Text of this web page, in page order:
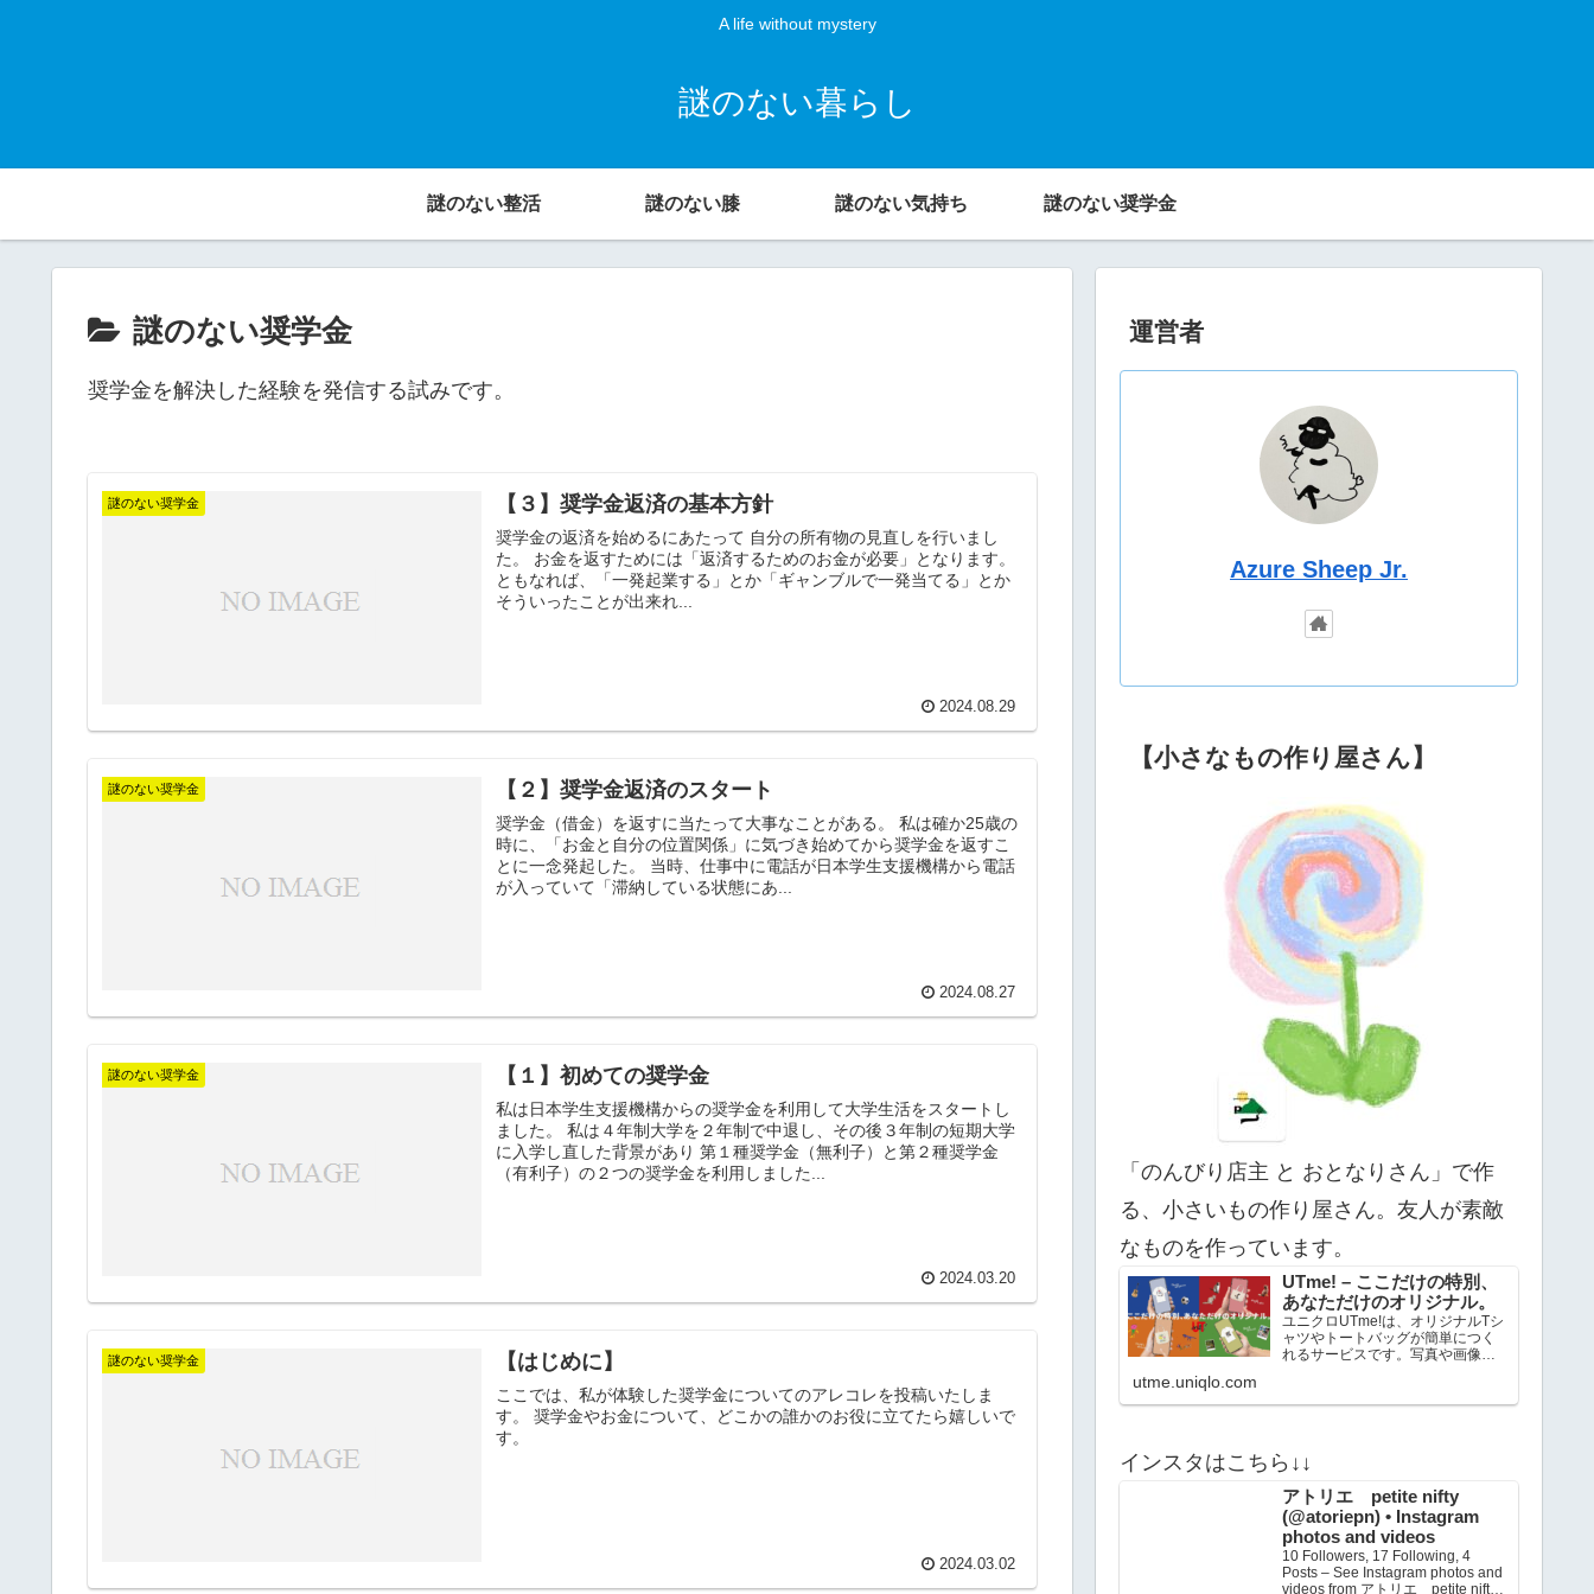
A life without mystery
謎のない暮らし
謎のない整活 謎のない膝 謎のない気持ち 謎のない奨学金
謎のない奨学金
奨学金を解決した経験を発信する試みです。
謎のない奨学金 【３】奨学金返済の基本方針
奨学金の返済を始めるにあたって 自分の所有物の見直しを行いまし
た。 お金を返すためには「返済するためのお金が必要」となります。
ともなれば、「一発起業する」とか「ギャンブルで一発当てる」とか
そういったことが出来れ...
2024.08.29
謎のない奨学金 【２】奨学金返済のスタート
奨学金（借金）を返すに当たって大事なことがある。 私は確か25歳の
時に、「お金と自分の位置関係」に気づき始めてから奨学金を返すこ
とに一念発起した。 当時、仕事中に電話が日本学生支援機構から電話
が入っていて「滞納している状態にあ...
2024.08.27
謎のない奨学金 【１】初めての奨学金
私は日本学生支援機構からの奨学金を利用して大学生活をスタートし
ました。 私は４年制大学を２年制で中退し、その後３年制の短期大学
に入学し直した背景があり 第１種奨学金（無利子）と第２種奨学金
（有利子）の２つの奨学金を利用しました...
2024.03.20
謎のない奨学金 【はじめに】
ここでは、私が体験した奨学金についてのアレコレを投稿いたしま
す。 奨学金やお金について、どこかの誰かのお役に立てたら嬉しいで
す。
2024.03.02
運営者
Azure Sheep Jr.
【小さなもの作り屋さん】
「のんびり店主 と おとなりさん」で作
る、小さいもの作り屋さん。友人が素敵
なものを作っています。
UTme! – ここだけの特別、
あなただけのオリジナル。
ユニクロUTme!は、オリジナルTシ
ャツやトートバッグが簡単につく
れるサービスです。写真や画像、
を活用して、あなただけのオリジ
ストや企業のバラエティ豊かなコ
ラボアイテムもお買い求めいただ
けます。
utme.uniqlo.com
インスタはこちら↓↓
アトリエ petite nifty
(@atoriepn) • Instagram
photos and videos
10 Followers, 17 Following, 4
Posts – See Instagram photos and
videos from アトリエ petite nifty